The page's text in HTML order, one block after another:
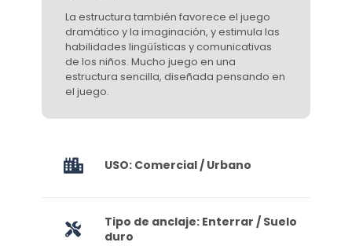
La estructura también favorece el juego
dramático y la imaginación, y estimula las
habilidades lingüísticas y comunicativas
de los niños. Mucho juego en una
estructura sencilla, diseñada pensando en
el juego.
USO: Comercial / Urbano
Tipo de anclaje: Enterrar / Suelo
duro